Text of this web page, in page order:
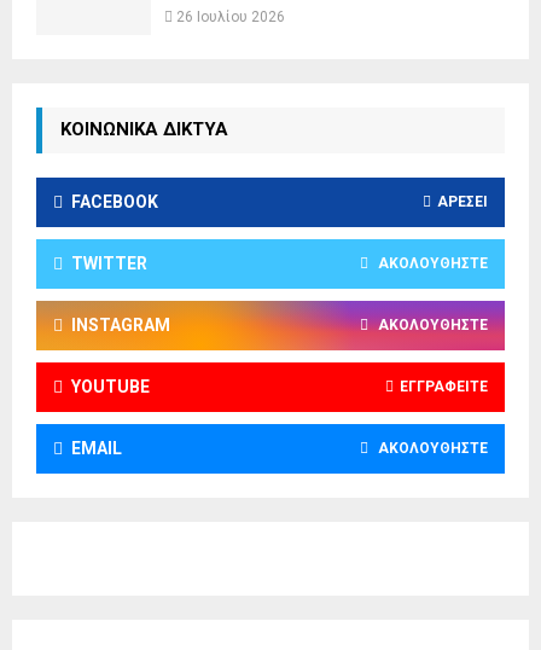
26 Ιουλίου 2026
ΚΟΙΝΩΝΙΚΑ ΔΙΚΤΥΑ
FACEBOOK ΑΡΈΣΕΙ
TWITTER ΑΚΟΛΟΥΘΉΣΤΕ
INSTAGRAM ΑΚΟΛΟΥΘΉΣΤΕ
YOUTUBE ΕΓΓΡΑΦΕΊΤΕ
EMAIL ΑΚΟΛΟΥΘΉΣΤΕ